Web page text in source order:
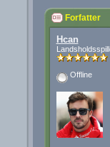
Forfatter
Hcan
Offline